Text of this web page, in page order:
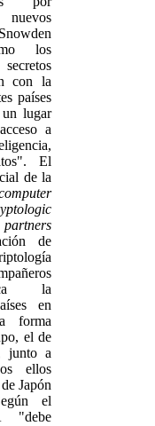
los
con la
países
lugar
a
El
de la
de
la
en
forma
el de
junto a
ellos
Japón
el
"debe